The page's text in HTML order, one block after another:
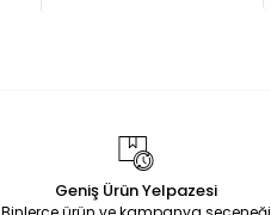
Geniş Ürün Yelpazesi